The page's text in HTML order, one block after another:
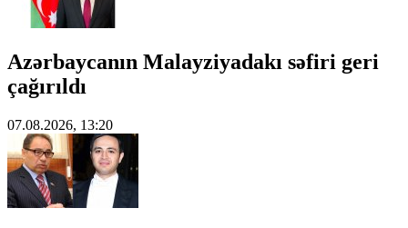
Azərbaycanın Malayziyadakı səfiri geri
çağırıldı
07.08.2026, 13:20